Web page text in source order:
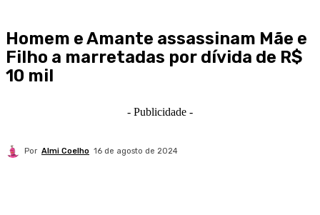
Homem e Amante assassinam Mãe e
Filho a marretadas por dívida de R$
10 mil
- Publicidade -
Por Almi Coelho 16 de agosto de 2024